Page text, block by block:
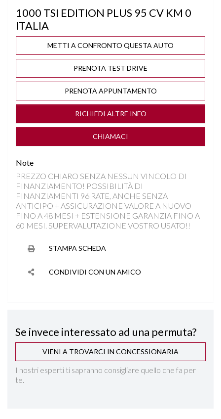
COMPUTER DI BORDO
CRUISE CONTROL ADATTIVO
DISATTIVAZIONE AIRBAG LATO PASSEGGERO
FARI LED
FRONT ASSIST
ISOFIX
KEYLESS GO
LANE ASSIST
SEDILI REGOLABILI IN ALTEZZA
SEDILI SDOPPIABILI
1000 TSI EDITION PLUS 95 CV KM 0
ITALIA
METTI A CONFRONTO QUESTA AUTO
PRENOTA TEST DRIVE
PRENOTA APPUNTAMENTO
RICHIEDI ALTRE INFO
CHIAMACI
Note
PREZZO CHIARO SENZA NESSUN VINCOLO DI
FINANZIAMENTO! POSSIBILITÀ DI
FINANZIAMENTI 96 RATE, ANCHE SENZA
ANTICIPO + ASSICURAZIONE VALORE A NUOVO
FINO A 48 MESI + ESTENSIONE GARANZIA FINO A
60 MESI. SUPERVALUTAZIONE VOSTRO USATO!!
STAMPA SCHEDA
CONDIVIDI CON UN AMICO
Se invece interessato ad una permuta?
VIENI A TROVARCI IN CONCESSIONARIA
I nostri esperti ti sapranno consigliare quello che fa per
te.